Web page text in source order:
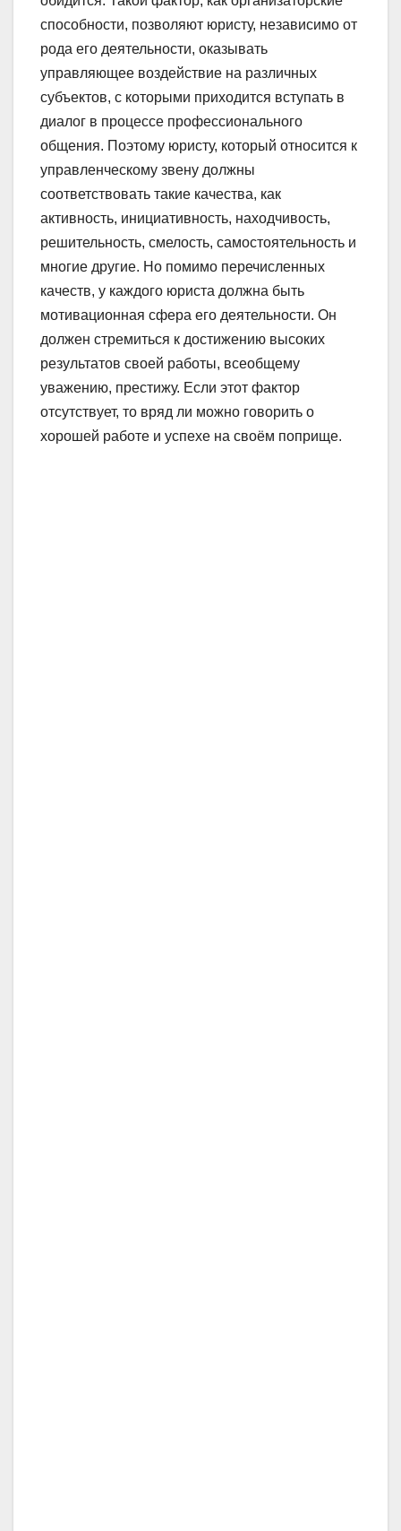
способности, позволяют юристу, независимо от
рода его деятельности, оказывать
управляющее воздействие на различных
субъектов, с которыми приходится вступать в
диалог в процессе профессионального
общения. Поэтому юристу, который относится к
управленческому звену должны
соответствовать такие качества, как
активность, инициативность, находчивость,
решительность, смелость, самостоятельность и
многие другие. Но помимо перечисленных
качеств, у каждого юриста должна быть
мотивационная сфера его деятельности. Он
должен стремиться к достижению высоких
результатов своей работы, всеобщему
уважению, престижу. Если этот фактор
отсутствует, то вряд ли можно говорить о
хорошей работе и успехе на своём поприще.